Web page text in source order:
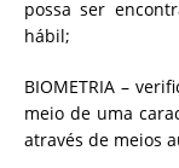
possa ser
hábil;
BIOMETRIA –
meio de uma
através de meios